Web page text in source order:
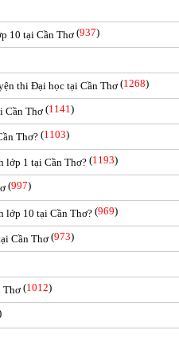
10 tại Cần Thơ (937)
thi Đại học tại Cần Thơ (1268)
Cần Thơ (1141)
Thơ? (1103)
lớp 1 tại Cần Thơ? (1193)
(997)
lớp 10 tại Cần Thơ? (969)
Cần Thơ (973)
Thơ (1012)